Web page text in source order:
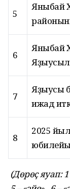
5
Яныбай
6
Яныбай
7
Яҙыусы
ижад
8
2025
юбилейы
(Дөрөҫ яуап: